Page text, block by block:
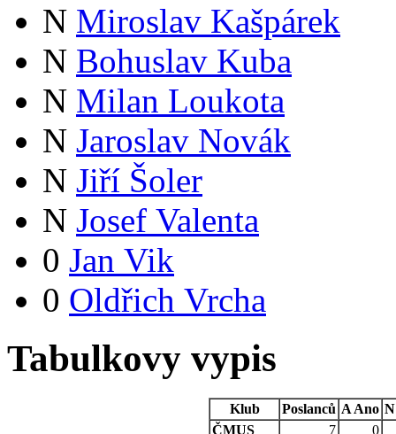
N Miroslav Kašpárek
N Bohuslav Kuba
N Milan Loukota
N Jaroslav Novák
N Jiří Šoler
N Josef Valenta
0 Jan Vik
0 Oldřich Vrcha
Tabulkovy vypis
Klub Poslanců A Ano N
ČMUS
7
0